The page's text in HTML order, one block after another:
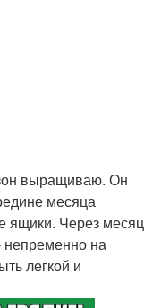
выращиваю. Он
месяца
ящики. Через месяц
непременно на
легкой и